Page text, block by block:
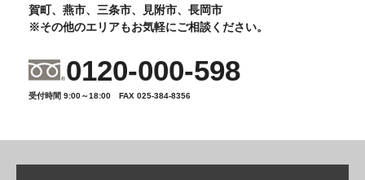
賀町、燕市、三条市、見附市、長岡市
※その他のエリアもお気軽にご相談ください。
0120-000-598
受付時間 9:00～18:00 FAX 025-384-8356